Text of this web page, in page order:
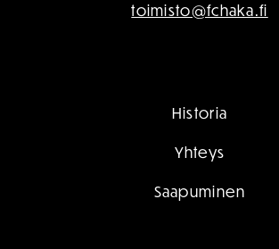
toimisto@fchaka.fi
Historia
Yhteys
Saapuminen